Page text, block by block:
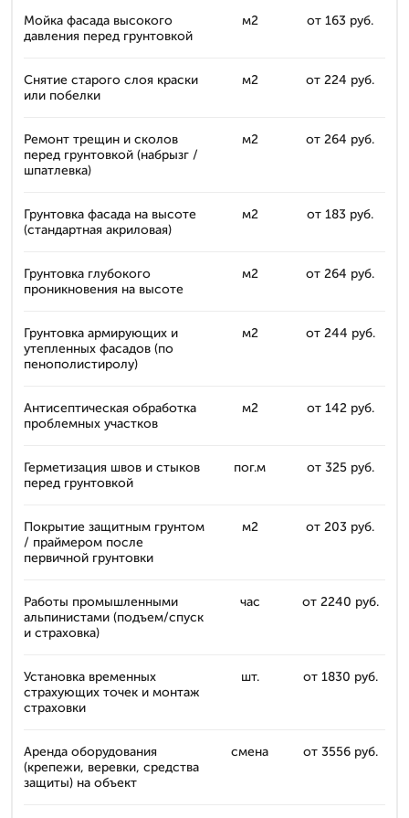
Мойка фасада высокого
давления перед грунтовкой
м2 от 163 руб.
Снятие старого слоя краски
или побелки
м2 от 224 руб.
Ремонт трещин и сколов
перед грунтовкой (набрызг /
шпатлевка)
м2 от 264 руб.
Грунтовка фасада на высоте
(стандартная акриловая)
м2 от 183 руб.
Грунтовка глубокого
проникновения на высоте
м2 от 264 руб.
Грунтовка армирующих и
утепленных фасадов (по
пенополистиролу)
м2 от 244 руб.
Антисептическая обработка
проблемных участков
м2 от 142 руб.
Герметизация швов и стыков
перед грунтовкой
пог.м от 325 руб.
Покрытие защитным грунтом
/ праймером после
первичной грунтовки
м2 от 203 руб.
Работы промышленными
альпинистами (подъем/спуск
и страховка)
час от 2240 руб.
Установка временных
страхующих точек и монтаж
страховки
шт. от 1830 руб.
Аренда оборудования
(крепежи, веревки, средства
защиты) на объект
смена от 3556 руб.